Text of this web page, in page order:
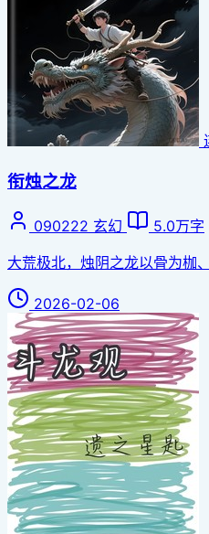
衔烛之龙
090222 玄幻
5.0万字
大荒极北，烛阴之龙以骨为枷
2026-02-06